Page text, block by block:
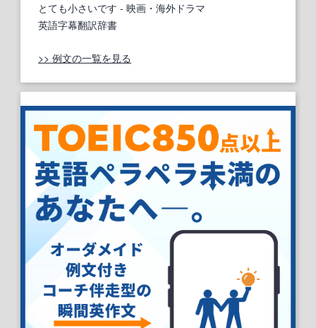
とても小さいです - 映画・海外ドラマ
英語字幕翻訳辞書
>> 例文の一覧を見る